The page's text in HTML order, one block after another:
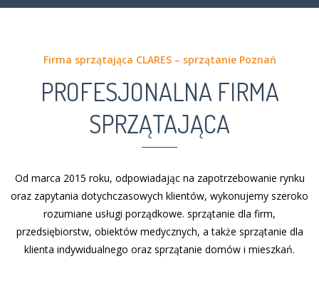
Firma sprzątająca CLARES – sprzątanie Poznań
PROFESJONALNA FIRMA
SPRZĄTAJĄCA
Od marca 2015 roku, odpowiadając na zapotrzebowanie rynku
oraz zapytania dotychczasowych klientów, wykonujemy szeroko
rozumiane usługi porządkowe. sprzątanie dla firm,
przedsiębiorstw, obiektów medycznych, a także sprzątanie dla
klienta indywidualnego oraz sprzątanie domów i mieszkań.